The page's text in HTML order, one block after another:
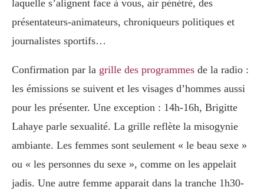
laquelle s’alignent face à vous, air pénétré, des
présentateurs-animateurs, chroniqueurs politiques et
journalistes sportifs…
Confirmation par la grille des programmes de la radio :
les émissions se suivent et les visages d’hommes aussi
pour les présenter. Une exception : 14h-16h, Brigitte
Lahaye parle sexualité. La grille reflète la misogynie
ambiante. Les femmes sont seulement « le beau sexe »
ou « les personnes du sexe », comme on les appelait
jadis. Une autre femme apparait dans la tranche 1h30-